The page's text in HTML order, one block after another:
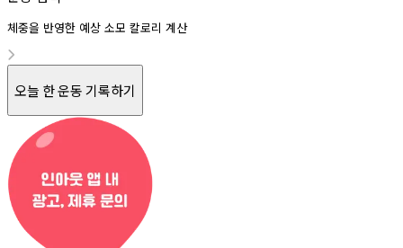
체중을 반영한 예상 소모 칼로리 계산
오늘 한 운동 기록하기